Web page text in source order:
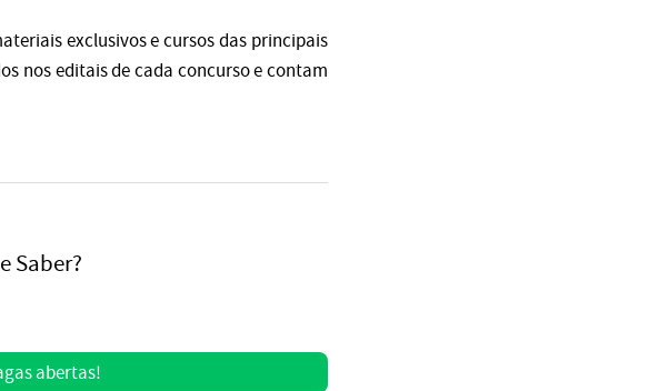
exclusivos e cursos das principais
nos editais de cada concurso e contam
Saber?
abertas!